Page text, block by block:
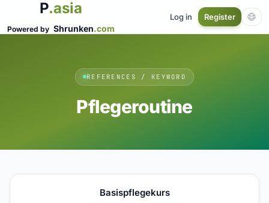
P.asia
Powered by Shrunken.com
Log in Register
REFERENCES / KEYWORD
Pflegeroutine
Basispflegekurs